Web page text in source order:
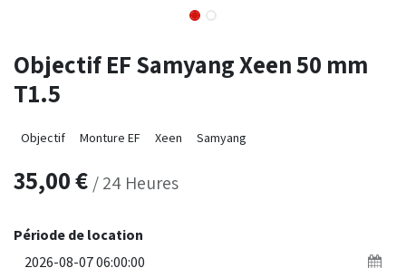
Objectif EF Samyang Xeen 50 mm
T1.5
Objectif Monture EF Xeen Samyang
35,00€ /24 Heures
Période de location